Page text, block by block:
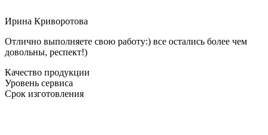
Ирина Криворотова
Отлично выполняете свою работу:) все остались более чем
довольны, респект!)
Качество продукции
Уровень сервиса
Срок изготовления